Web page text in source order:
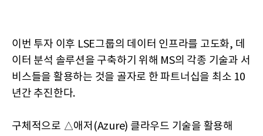
이번 투자 이후 LSE그룹의 데이터 인프라를 고도화, 데
이터 분석 솔루션을 구축하기 위해 MS의 각종 기술과 서
비스들을 활용하는 것을 골자로 한 파트너십을 최소 10
년간 추진한다.
구체적으로 △애저(Azure) 클라우드 기술을 활용해